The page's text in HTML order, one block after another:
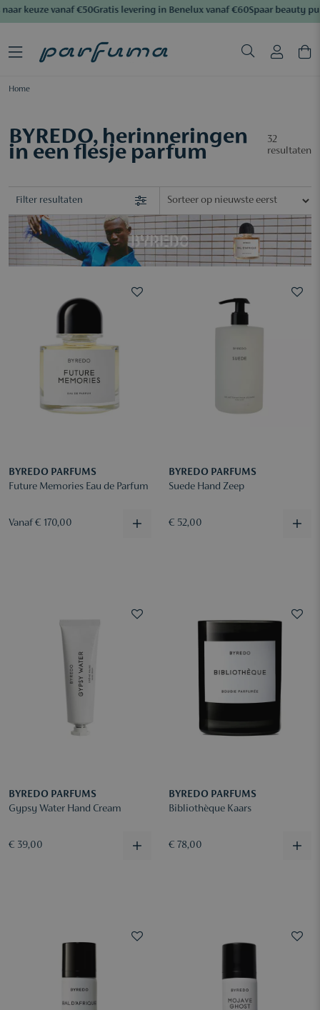
keuze vanaf €50Gratis levering in Benelux vanaf €60Spaar beauty
Home
BYREDO, herinneringen
in een flesje parfum
32
resultaten
Filter resultaten
BYREDO PARFUMS
Future Memories Eau de Parfum
Vanaf € 170,00
BYREDO PARFUMS
Suede Hand Zeep
€ 52,00
BYREDO PARFUMS
Gypsy Water Hand Cream
€ 39,00
BYREDO PARFUMS
Bibliothèque Kaars
€ 78,00